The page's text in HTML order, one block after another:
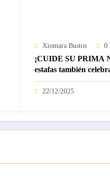
Xiomara Bustos 0
¡CUIDE SU PRIMA
estafas también
22/12/2025